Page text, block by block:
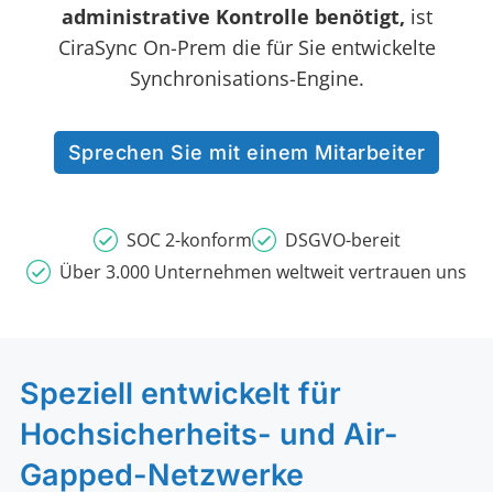
administrative Kontrolle benötigt, ist
CiraSync On-Prem die für Sie entwickelte
Synchronisations-Engine.
Sprechen Sie mit einem Mitarbeiter
SOC 2-konform
DSGVO-bereit
Über 3.000 Unternehmen weltweit vertrauen uns
Speziell entwickelt für
Hochsicherheits- und Air-
Gapped-Netzwerke